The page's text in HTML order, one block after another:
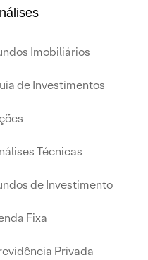
Imobiliários
de Investimentos
Técnicas
de Investimento
Fixa
Privada